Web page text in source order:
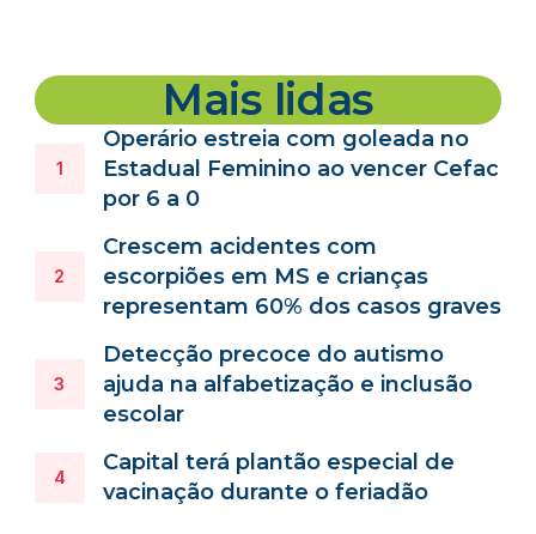
Mais lidas
Operário estreia com goleada no
Estadual Feminino ao vencer Cefac
por 6 a 0
Crescem acidentes com
escorpiões em MS e crianças
representam 60% dos casos graves
Detecção precoce do autismo
ajuda na alfabetização e inclusão
escolar
Capital terá plantão especial de
vacinação durante o feriadão